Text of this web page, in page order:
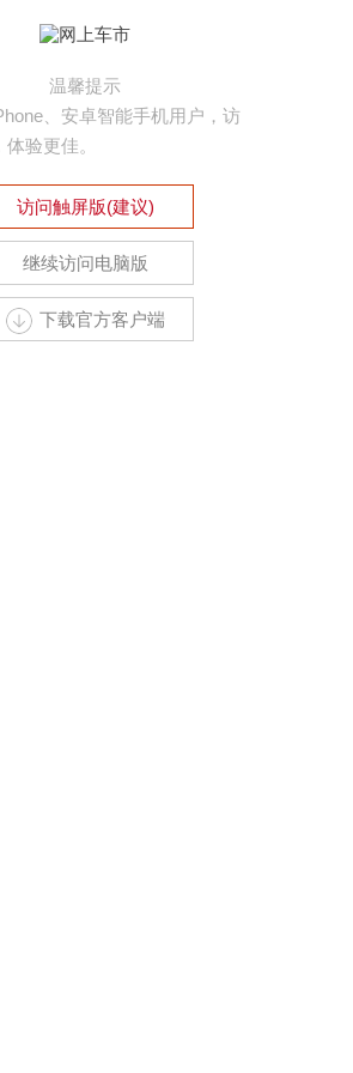
温馨提示
、安卓智能手机用户，访
验更佳。
访问触屏版(建议)
继续访问电脑版
下载官方客户端